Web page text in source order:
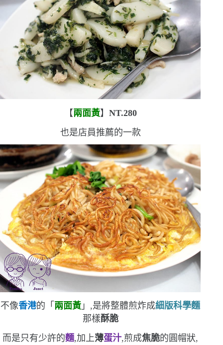
【兩面黃】 NT.280
也是店員推薦的一款
不像香港的「 兩面黃 」,是將整體煎炸成細版科學麵
那樣酥脆
而是只有少許的麵,加上薄蛋汁,煎成焦脆的圓帽狀,